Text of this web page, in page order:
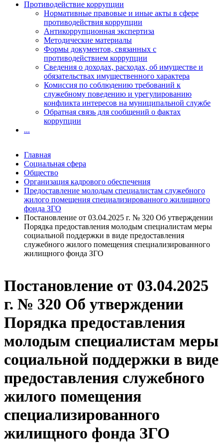
Постановление от 03.04.2025
г. № 320 Об утверждении
Порядка предоставления
молодым специалистам меры
социальной поддержки в виде
предоставления служебного
жилого помещения
специализированного
жилищного фонда ЗГО
Противодействие коррупции
Нормативные правовые и иные акты в сфере
противодействия коррупции
Антикоррупционная экспертиза
Методические материалы
Формы документов, связанных с
противодействием коррупции
Сведения о доходах, расходах, об имуществе и
обязательствах имущественного характера
Комиссия по соблюдению требований к
служебному поведению и урегулированию
конфликта интересов на муниципальной службе
Обратная связь для сообщений о фактах
коррупции
...
Главная
Социальная сфера
Общество
Организация кадрового обеспечения
Предоставление молодым специалистам служебного
жилого помещения специализированного жилищного
фонда ЗГО
Постановление от 03.04.2025 г. № 320 Об утверждении
Порядка предоставления молодым специалистам меры
социальной поддержки в виде предоставления
служебного жилого помещения специализированного
жилищного фонда ЗГО